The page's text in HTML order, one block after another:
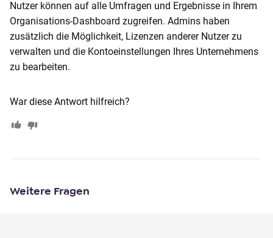
i
e
Nutzer können auf alle Umfragen und Ergebnisse in Ihrem
Organisations-Dashboard zugreifen. Admins haben
zusätzlich die Möglichkeit, Lizenzen anderer Nutzer zu
verwalten und die Kontoeinstellungen Ihres Unternehmens
zu bearbeiten.
War diese Antwort hilfreich?
Weitere Fragen